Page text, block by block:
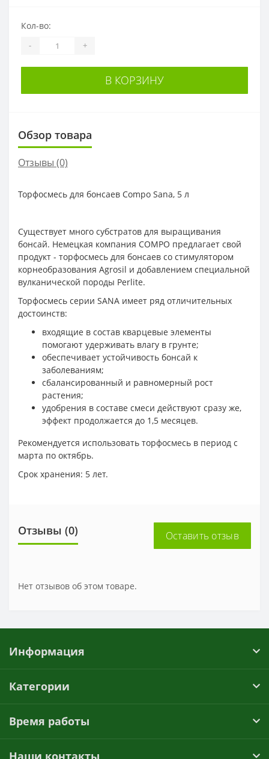
Кол-во:
- +
В КОРЗИНУ
Обзор товара
Отзывы (0)
Торфосмесь для бонсаев Compo Sana, 5 л
Существует много субстратов для выращивания
бонсай. Немецкая компания COMPO предлагает свой
продукт - торфосмесь для бонсаев со стимулятором
корнеобразования Agrosil и добавлением специальной
вулканической породы Perlite.
Торфосмесь серии SANA имеет ряд отличительных
достоинств:
входящие в состав кварцевые элементы
помогают удерживать влагу в грунте;
обеспечивает устойчивость бонсай к
заболеваниям;
сбалансированный и равномерный рост
растения;
удобрения в составе смеси действуют сразу же,
эффект продолжается до 1,5 месяцев.
Рекомендуется использовать торфосмесь в период с
марта по октябрь.
Срок хранения: 5 лет.
Отзывы (0) Оставить отзыв
Нет отзывов об этом товаре.
Информация
Категории
Время работы
Наши контакты